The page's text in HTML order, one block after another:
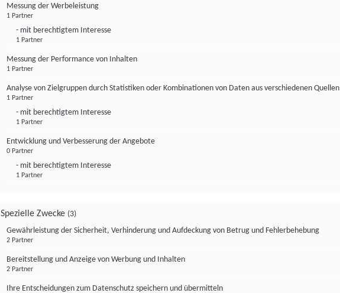
Messung der Werbeleistung
1 Partner
- mit berechtigtem Interesse
1 Partner
Messung der Performance von Inhalten
1 Partner
Analyse von Zielgruppen durch Statistiken oder Kombinationen von Daten aus verschiedenen Quellen
1 Partner
- mit berechtigtem Interesse
1 Partner
Entwicklung und Verbesserung der Angebote
0 Partner
- mit berechtigtem Interesse
1 Partner
Spezielle Zwecke (3)
Gewährleistung der Sicherheit, Verhinderung und Aufdeckung von Betrug und Fehlerbehebung
2 Partner
Bereitstellung und Anzeige von Werbung und Inhalten
2 Partner
Ihre Entscheidungen zum Datenschutz speichern und übermitteln